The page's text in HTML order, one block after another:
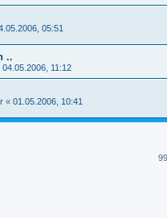
05:51
..
04.05.2006, 11:12
« 01.05.2006, 10:41